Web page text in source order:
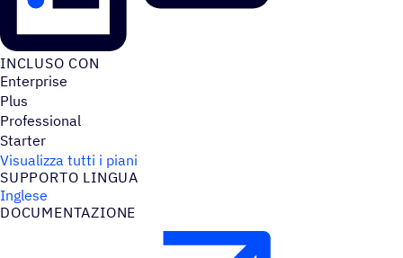
INCLUSO CON
Enterprise
Plus
Professional
Starter
Visualizza tutti i piani
SUPPORTO LINGUA
Inglese
DOCU­MEN­TA­ZIONE